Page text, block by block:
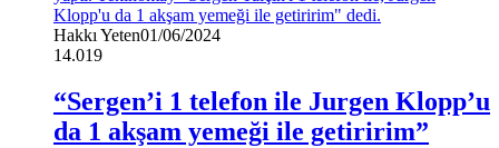
Hakkı Yeten01/06/2024
14.019
“Sergen’i 1 telefon ile Jurgen Klopp’u
da 1 akşam yemeği ile getiririm”